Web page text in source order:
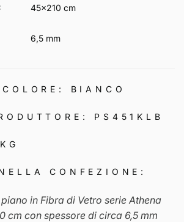
45x210 cm
6,5 mm
BIANCO
PS451KLB
CONFEZIONE:
in Fibra di Vetro serie Athena
cm con spessore di circa 6,5 mm